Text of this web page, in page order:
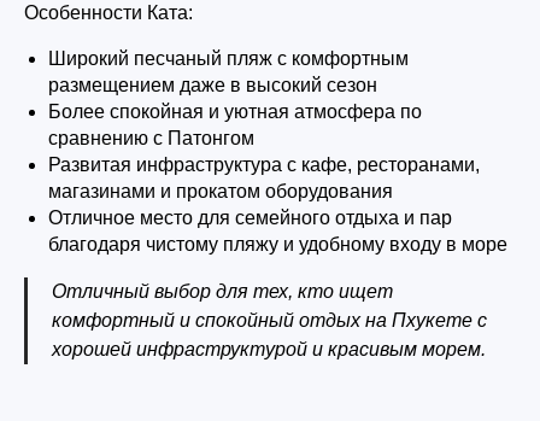
Особенности Ката:
Широкий песчаный пляж с комфортным
размещением даже в высокий сезон
Более спокойная и уютная атмосфера по
сравнению с Патонгом
Развитая инфраструктура с кафе, ресторанами,
магазинами и прокатом оборудования
Отличное место для семейного отдыха и пар
благодаря чистому пляжу и удобному входу в море
Отличный выбор для тех, кто ищет
комфортный и спокойный отдых на Пхукете с
хорошей инфраструктурой и красивым морем.